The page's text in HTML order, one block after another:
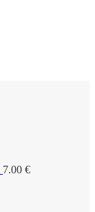
7.00 €